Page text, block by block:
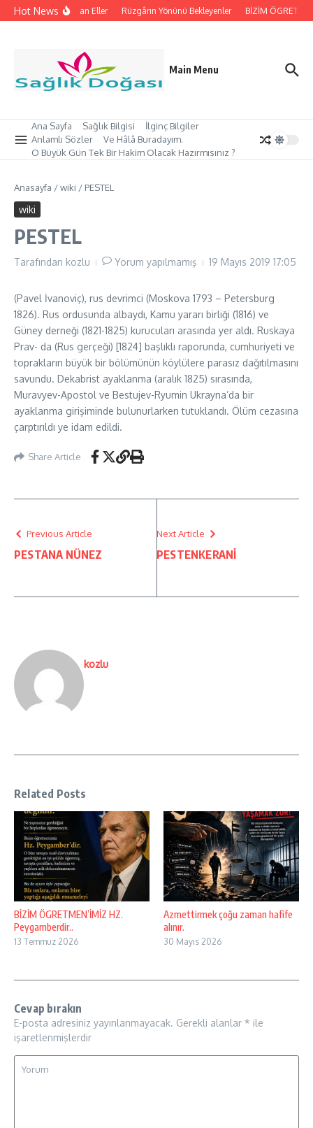
İçeriğe atla
Hot Newsİpleri Tutan Eller Rüzgârın Yönünü Bekleyenler BİZİM
Main Menu
Ana Sayfa Sağlık Bilgisi
İlginç Bilgiler
Anlamlı Sözler
Ve Hâlâ Buradayım.
O Büyük Gün Tek Bir Hakim Olacak Hazırmısınız ?
Anasayfa /wiki / PESTEL
wiki
PESTEL
Tarafından kozlu Yorum yapılmamış 19 Mayıs 2019 17:05
(Pavel İvanoviç), rus devrimci (Moskova 1793 – Petersburg
1826). Rus ordusunda albaydı, Kamu yararı birliği (1816) ve
Güney derneği (1821-1825) kurucuları arasında yer aldı. Ruskaya
Prav- da (Rus gerçeği) [1824] başlıklı raporunda, cumhuriyeti ve
toprakların büyük bir bölümünün köylülere parasız dağıtılmasını
savundu. Dekabrist ayaklanma (aralık 1825) sırasında,
Muravyev-Apostol ve Bestujev-Ryumin Ukrayna’da bir
ayaklanma girişiminde bulunurlarken tutuklandı. Ölüm cezasına
çarptırıldı ye idam edildi.
Share Article
Previous Article
PESTANA NÜNEZ
Next Article
PESTENKERANİ
kozlu
Related Posts
BİZİM ÖGRETMEN’İMİZ HZ.
Peygamberdir..
13 Temmuz 2026
Azmettirmek çoğu zaman hafife
alınır.
30 Mayıs 2026
Cevap bırakın
E-posta adresiniz yayınlanmayacak. Gerekli alanlar * ile
işaretlenmişlerdir